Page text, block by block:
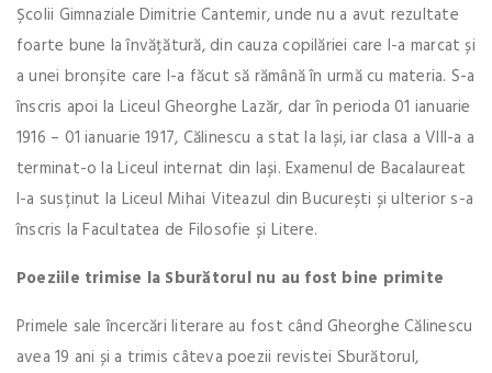
Școlii Gimnaziale Dimitrie Cantemir, unde nu a avut rezultate
foarte bune la învățătură, din cauza copilăriei care l-a marcat și
a unei bronșite care l-a făcut să rămână în urmă cu materia. S-a
înscris apoi la Liceul Gheorghe Lazăr, dar în perioda 01 ianuarie
1916 – 01 ianuarie 1917, Călinescu a stat la Iași, iar clasa a VIII-a a
terminat-o la Liceul internat din Iași. Examenul de Bacalaureat
l-a susținut la Liceul Mihai Viteazul din București și ulterior s-a
înscris la Facultatea de Filosofie și Litere.
Poeziile trimise la Sburătorul nu au fost bine primite
Primele sale încercări literare au fost când Gheorghe Călinescu
avea 19 ani și a trimis câteva poezii revistei Sburătorul,